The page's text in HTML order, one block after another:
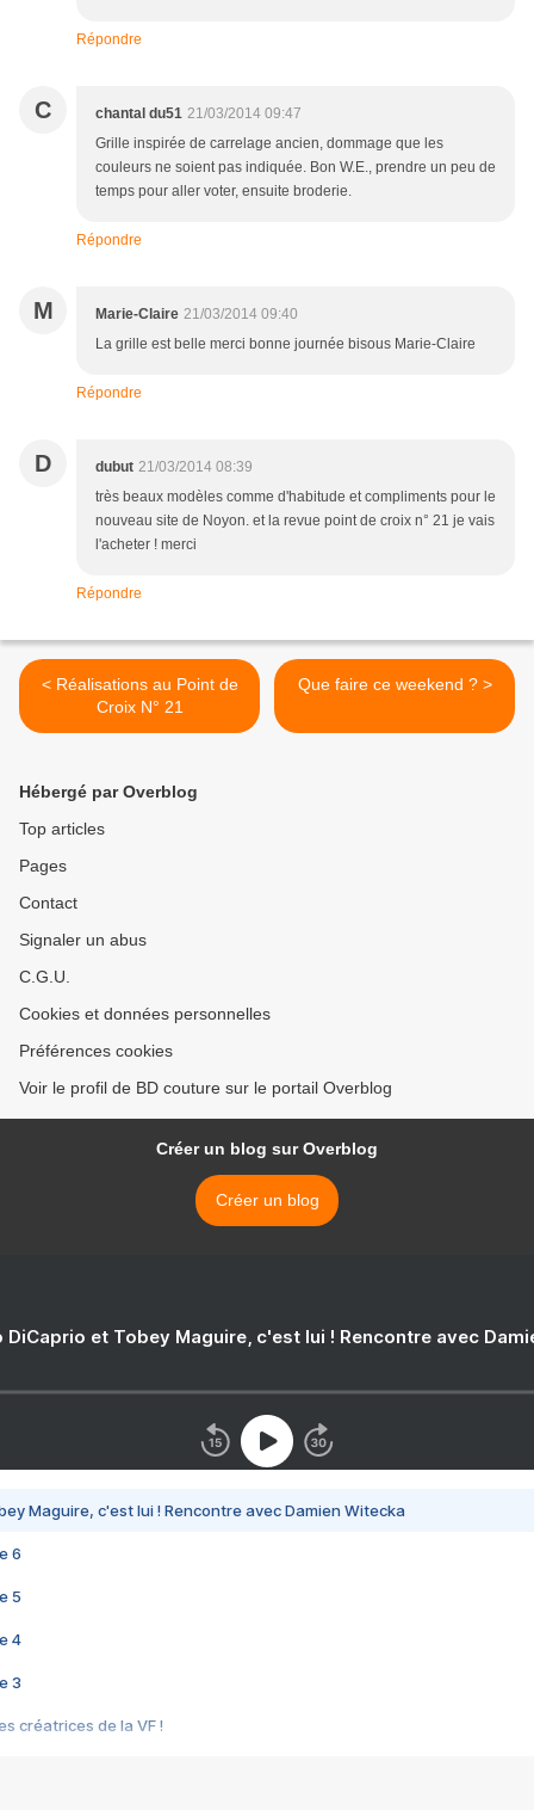
Répondre
C chantal du51 21/03/2014 09:47
Grille inspirée de carrelage ancien, dommage que les
couleurs ne soient pas indiquée. Bon W.E., prendre un peu de
temps pour aller voter, ensuite broderie.
Répondre
M Marie-Claire 21/03/2014 09:40
La grille est belle merci bonne journée bisous Marie-Claire
Répondre
D dubut 21/03/2014 08:39
très beaux modèles comme d'habitude et compliments pour le
nouveau site de Noyon. et la revue point de croix n° 21 je vais
l'acheter ! merci
Répondre
< Réalisations au Point de
Croix N° 21
Que faire ce weekend ? >
Hébergé par Overblog
Top articles
Pages
Contact
Signaler un abus
C.G.U.
Cookies et données personnelles
Préférences cookies
Voir le profil de BD couture sur le portail Overblog
Créer un blog sur Overblog
Créer un blog
DiCaprio et Tobey Maguire, c'est lui ! Rencontre avec
Maguire, c'est lui ! Rencontre avec Damien Witecka
6
5
4
3
créatrices de la VF !